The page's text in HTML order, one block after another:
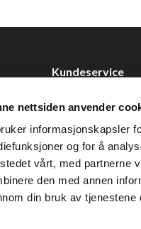
nettsiden anvender
informasjonskapsler
og for å
vårt, med partnerne
den med annen
din bruk av tjenestene
av
til
Kundeservice
Kjøpsvilkår
Personvern
Holtegata 26, 0355